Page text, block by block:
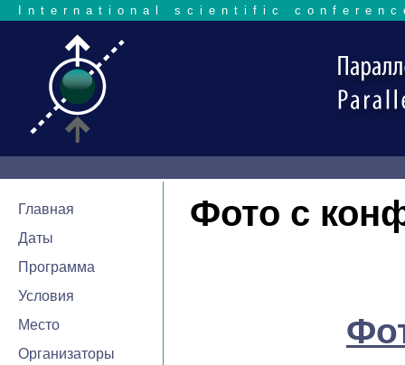
International scientific
Главная
Даты
Программа
Условия
Место
Организаторы
Фото с